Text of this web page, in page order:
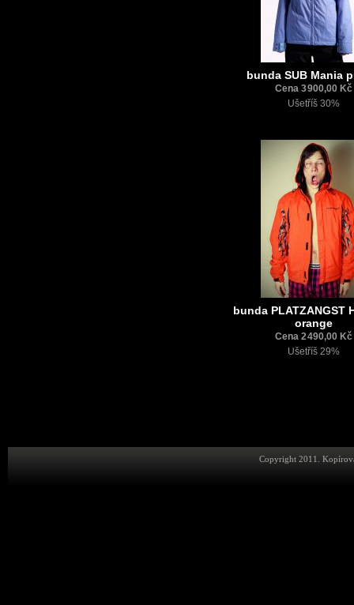
bunda SUB Mania
Cena 3 900,00 Kč
Ušetříš 30%
bunda PLATZANGST
orange
Cena 2 490,00 Kč
Ušetříš 29%
Copyright 2011.